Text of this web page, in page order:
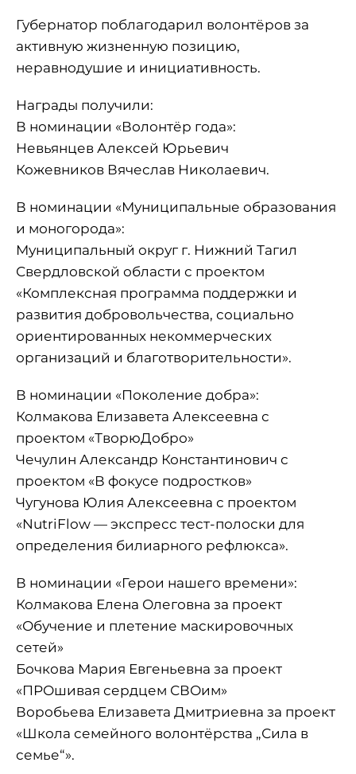
Губернатор поблагодарил волонтёров за
активную жизненную позицию,
неравнодушие и инициативность.
Награды получили:
В номинации «Волонтёр года»:
Невьянцев Алексей Юрьевич
Кожевников Вячеслав Николаевич.
В номинации «Муниципальные образования
и моногорода»:
Муниципальный округ г. Нижний Тагил
Свердловской области с проектом
«Комплексная программа поддержки и
развития добровольчества, социально
ориентированных некоммерческих
организаций и благотворительности».
В номинации «Поколение добра»:
Колмакова Елизавета Алексеевна с
проектом «ТворюДобро»
Чечулин Александр Константинович с
проектом «В фокусе подростков»
Чугунова Юлия Алексеевна с проектом
«NutriFlow — экспресс тест-полоски для
определения билиарного рефлюкса».
В номинации «Герои нашего времени»:
Колмакова Елена Олеговна за проект
«Обучение и плетение маскировочных
сетей»
Бочкова Мария Евгеньевна за проект
«ПРОшивая сердцем СВОим»
Воробьева Елизавета Дмитриевна за проект
«Школа семейного волонтёрства „Сила в
семье“».